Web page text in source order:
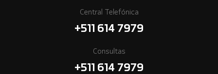
Central Telefónica
+511 614 7979
Consultas
+511 614 7979